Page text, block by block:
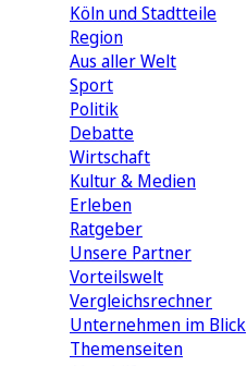
Köln und Stadtteile
Region
Aus aller Welt
Sport
Politik
Debatte
Wirtschaft
Kultur & Medien
Erleben
Ratgeber
Unsere Partner
Vorteilswelt
Vergleichsrechner
Unternehmen im Blick
Themenseiten